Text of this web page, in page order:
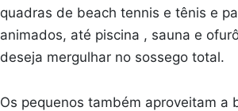
quadras de beach tennis e tênis e
animados, até piscina , sauna e
deseja mergulhar no sossego total.
Os pequenos também aproveitam a